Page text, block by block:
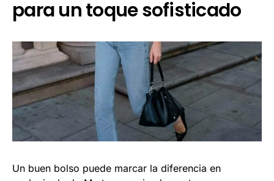
para un toque sofisticado
Un buen bolso puede marcar la diferencia en